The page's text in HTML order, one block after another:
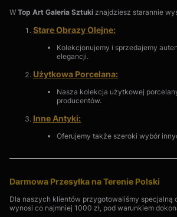
W Top Art Galeria Sztuki znajdziesz starannie
Stare Obrazy Olejne:
Kolekcjonujemy i sprzedajemy
elegancji.
Użytkowa Porcelana:
Nasza kolekcja użytkowej
producentów.
Inne Antyki:
Oferujemy także szeroki wybór
Darmowa Przesyłka na Terenie Polski
Dla naszych klientów przygotowaliśmy specjalną
wynosi co najmniej 1000 zł, pod warunkiem